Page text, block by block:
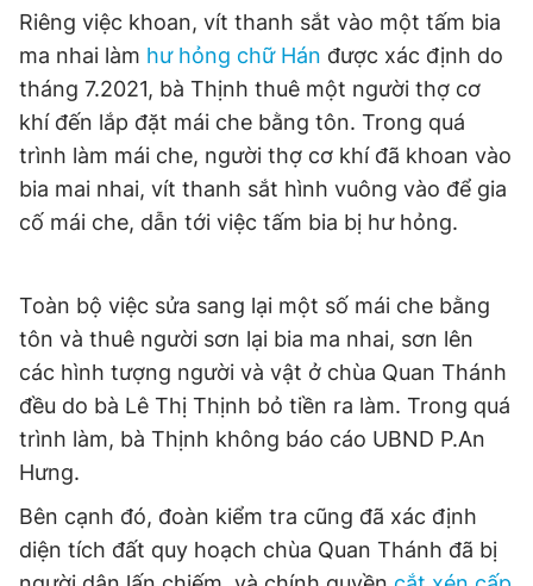
Riêng việc khoan, vít thanh sắt vào một tấm bia
ma nhai làm hư hỏng chữ Hán được xác định do
tháng 7.2021, bà Thịnh thuê một người thợ cơ
khí đến lắp đặt mái che bằng tôn. Trong quá
trình làm mái che, người thợ cơ khí đã khoan vào
bia mai nhai, vít thanh sắt hình vuông vào để gia
cố mái che, dẫn tới việc tấm bia bị hư hỏng.
Toàn bộ việc sửa sang lại một số mái che bằng
tôn và thuê người sơn lại bia ma nhai, sơn lên
các hình tượng người và vật ở chùa Quan Thánh
đều do bà Lê Thị Thịnh bỏ tiền ra làm. Trong quá
trình làm, bà Thịnh không báo cáo UBND P.An
Hưng.
Bên cạnh đó, đoàn kiểm tra cũng đã xác định
diện tích đất quy hoạch chùa Quan Thánh đã bị